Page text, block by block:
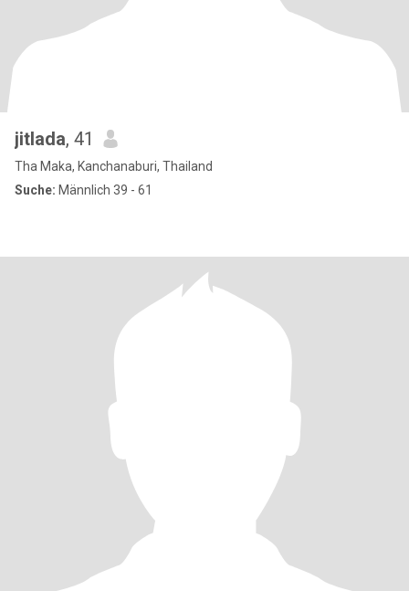
jitlada, 41
Tha Maka, Kanchanaburi, Thailand
Suche: Männlich 39 - 61